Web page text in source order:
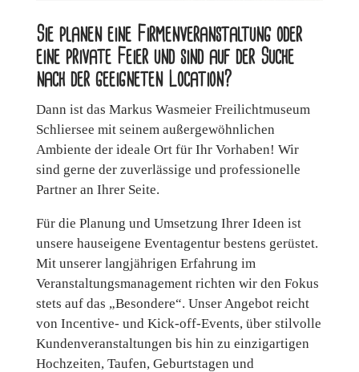
Sie planen eine Firmenveranstaltung oder
eine private Feier und sind auf der Suche
nach der geeigneten Location?
Dann ist das Markus Wasmeier Freilichtmuseum
Schliersee mit seinem außergewöhnlichen
Ambiente der ideale Ort für Ihr Vorhaben! Wir
sind gerne der zuverlässige und professionelle
Partner an Ihrer Seite.
Für die Planung und Umsetzung Ihrer Ideen ist
unsere hauseigene Eventagentur bestens gerüstet.
Mit unserer langjährigen Erfahrung im
Veranstaltungsmanagement richten wir den Fokus
stets auf das „Besondere“. Unser Angebot reicht
von Incentive- und Kick-off-Events, über stilvolle
Kundenveranstaltungen bis hin zu einzigartigen
Hochzeiten, Taufen, Geburtstagen und